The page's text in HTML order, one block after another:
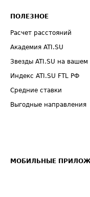
ПОЛЕЗНОЕ
Расчет расстояний
Академия ATI.SU
Звезды ATI.SU на вашем
Индекс ATI.SU FTL РФ
Средние ставки
Выгодные направления
МОБИЛЬНЫЕ